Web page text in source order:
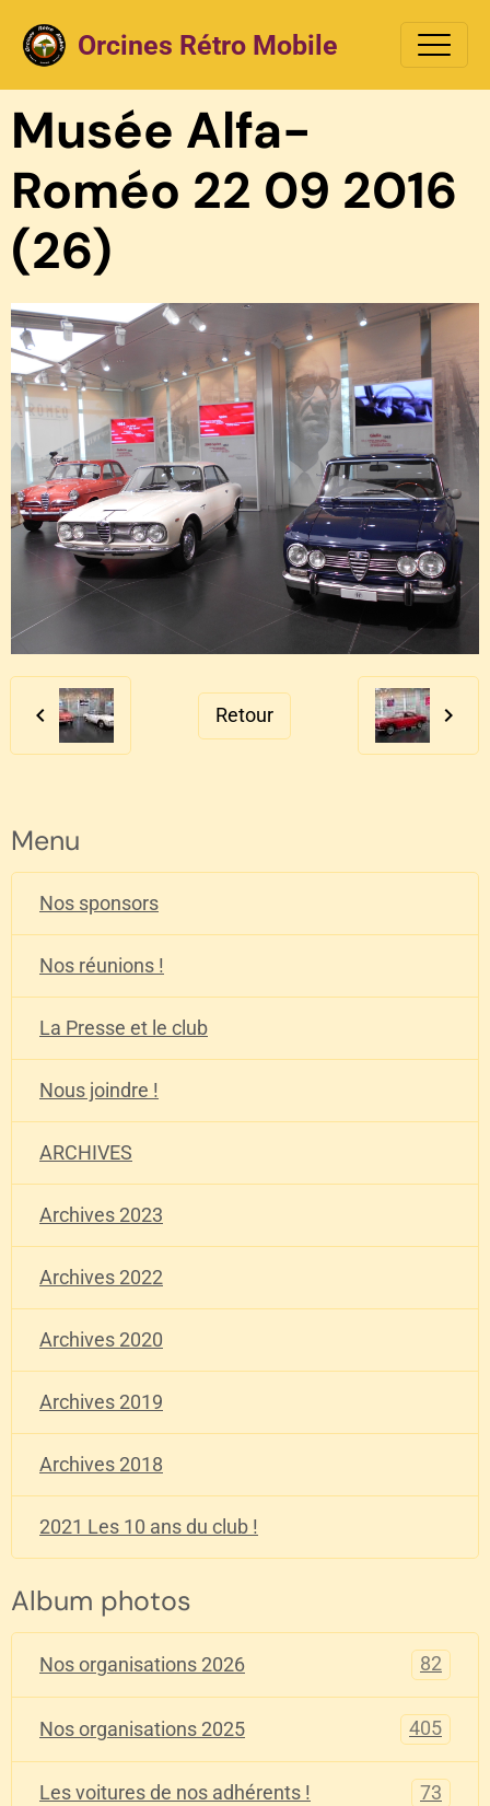
Orcines Rétro Mobile
Musée Alfa-
Roméo 22 09 2016
(26)
Retour
Menu
Nos sponsors
Nos réunions !
La Presse et le club
Nous joindre !
ARCHIVES
Archives 2023
Archives 2022
Archives 2020
Archives 2019
Archives 2018
2021 Les 10 ans du club !
Album photos
Nos organisations 2026 82
Nos organisations 2025 405
Les voitures de nos adhérents ! 73